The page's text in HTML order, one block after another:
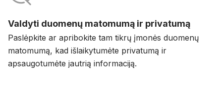
Valdyti duomenų matomumą ir privatumą
Paslėpkite ar apribokite tam tikrų įmonės duomenų
matomumą, kad išlaikytumėte privatumą ir
apsaugotumėte jautrią informaciją.